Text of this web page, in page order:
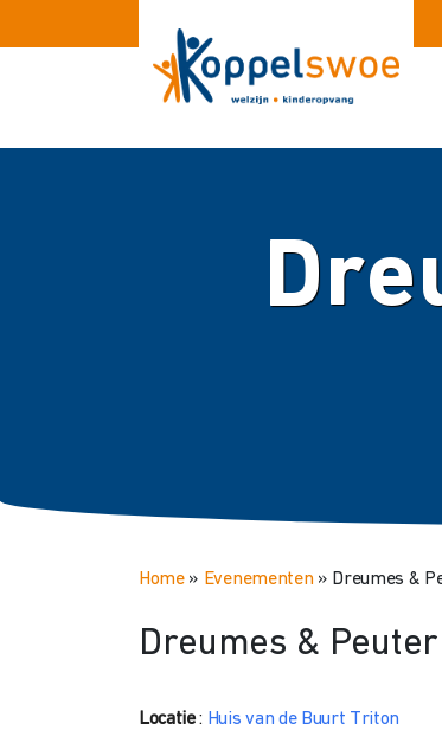
Home» Evenementen» Dreumes &
Dreumes &
Locatie: Huis van de Buurt Triton